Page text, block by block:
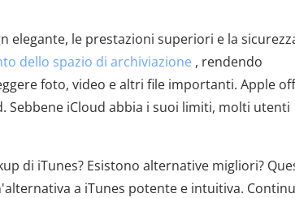
elegante, le prestazioni superiori e la
dello spazio di archiviazione , rendendo
foto, video e altri file importanti. Apple
Sebbene iCloud abbia i suoi limiti, molti utenti
di iTunes? Esistono alternative migliori?
a iTunes potente e intuitiva.